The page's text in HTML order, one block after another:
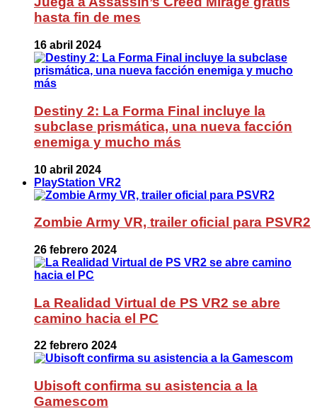
hasta fin de mes
16 abril 2024
Destiny 2: La Forma Final incluye la
subclase prismática, una nueva facción
enemiga y mucho más
10 abril 2024
PlayStation VR2
Zombie Army VR, trailer oficial para PSVR2
26 febrero 2024
La Realidad Virtual de PS VR2 se abre
camino hacia el PC
22 febrero 2024
Ubisoft confirma su asistencia a la
Gamescom